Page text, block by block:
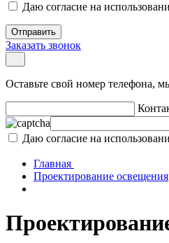
Даю согласие на
Отправить
Заказать звонок
Оставьте свой номер телефона,
Даю согласие на
Главная
Проектирование освещения